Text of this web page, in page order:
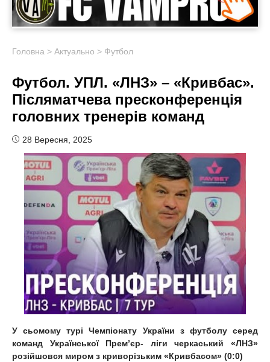
Головна > Актуально > Футбол
Футбол. УПЛ. «ЛНЗ» – «Кривбас».
Післяматчева пресконференція
головних тренерів команд
28 Вересня, 2025
У сьомому турі Чемпіонату України з футболу серед
команд Української Прем’єр- ліги черкаський «ЛНЗ»
розійшовся миром з криворізьким «Кривбасом» (0:0)